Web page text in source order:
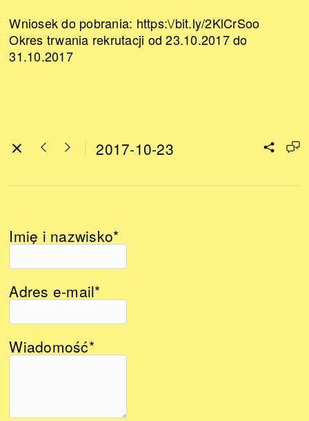
Wniosek do pobrania: https:\/bit.ly/2KlCrSoo
Okres trwania rekrutacji od 23.10.2017 do
31.10.2017
2017-10-23
Imię i nazwisko*
Adres e-mail*
Wiadomość*